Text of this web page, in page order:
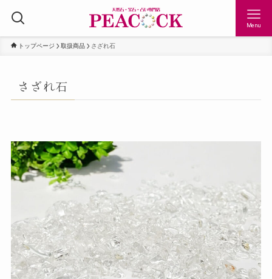
Menu
トップページ 取扱商品 さざれ石
さざれ石